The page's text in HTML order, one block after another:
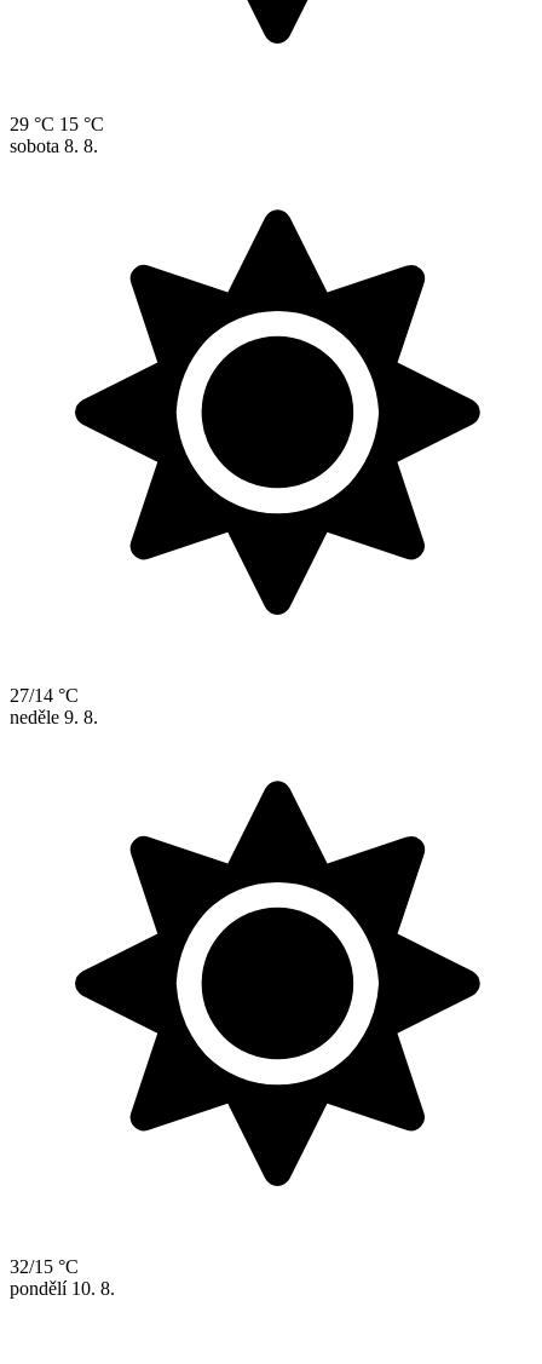
29 °C 15 °C
sobota 8. 8.
27/14 °C
neděle 9. 8.
32/15 °C
pondělí 10. 8.